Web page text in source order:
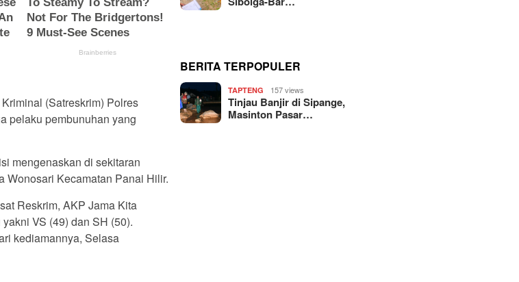
(Satreskrim) Polres
pelaku pembunuhan yang
mengenaskan di sekitaran
Wonosari Kecamatan Panai Hilir.
Reskrim, AKP Jama Kita
VS (49) dan SH (50).
kediamannya, Selasa
BERITA TERPOPULER
TAPTENG 157 views
Tinjau Banjir di Sipange,
Masinton Pasar…